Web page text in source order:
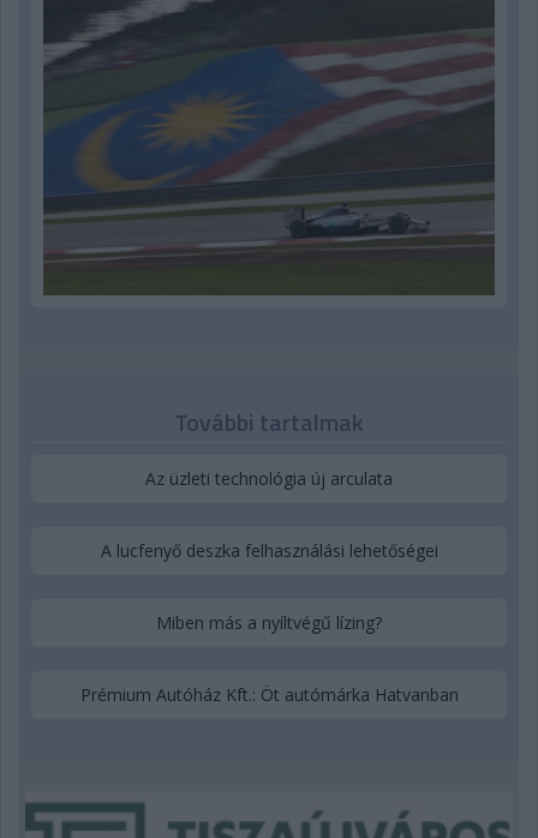
További tartalmak
Az üzleti technológia új arculata
A lucfenyő deszka felhasználási lehetőségei
Miben más a nyíltvégű lízing?
Prémium Autóház Kft.: Öt autómárka Hatvanban